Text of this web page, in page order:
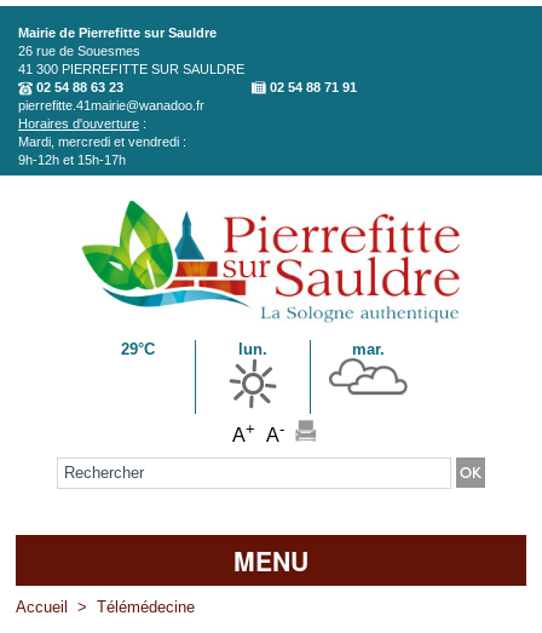
Aller au contenu principal
Mairie de Pierrefitte sur Sauldre
26 rue de Souesmes
41 300 PIERREFITTE SUR SAULDRE
02 54 88 63 23
02 54 88 71 91
pierrefitte.41mairie@wanadoo.fr
Horaires d'ouverture :
Mardi, mercredi et vendredi :
9h-12h et 15h-17h
29°C lun. mar.
A+ A-
Formulaire de recherche
MENU
Accueil
Accueil > Télémédecine